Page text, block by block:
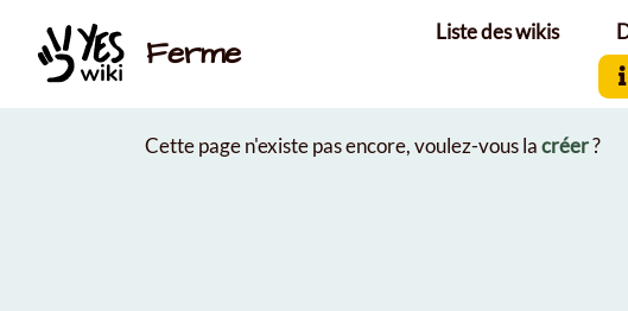
Aller au contenu principal
Ferme
Liste des wikis
Cette page n'existe pas encore, voulez-vous lacréer?